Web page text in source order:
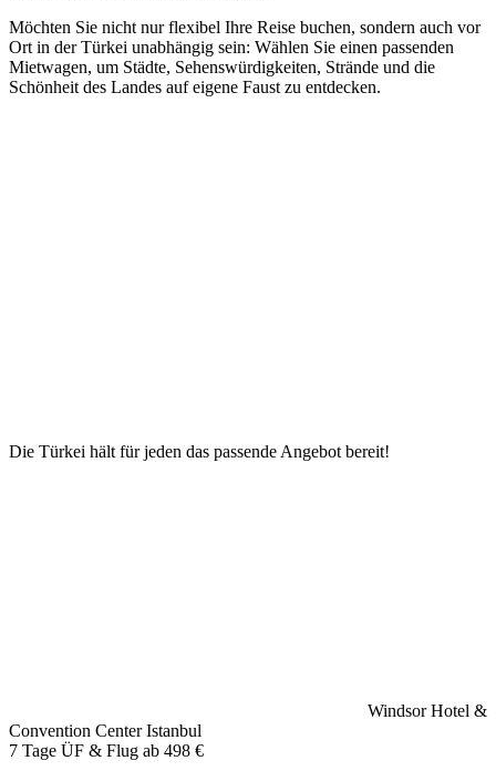
Möchten Sie nicht nur flexibel Ihre Reise buchen, sondern auch vor
Ort in der Türkei unabhängig sein: Wählen Sie einen passenden
Mietwagen, um Städte, Sehenswürdigkeiten, Strände und die
Schönheit des Landes auf eigene Faust zu entdecken.
Die Türkei hält für jeden das passende Angebot bereit!
Windsor Hotel &
Convention Center Istanbul
7 Tage ÜF & Flug ab 498 €